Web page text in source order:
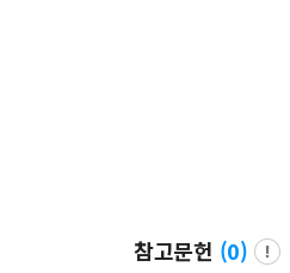
참고문헌 (0)